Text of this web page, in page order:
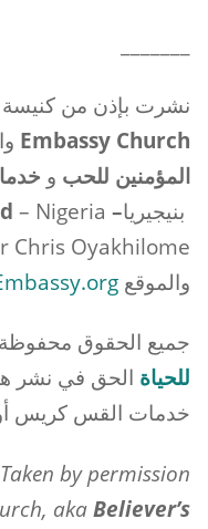
نشرت بإذن من كنيسة
Embassy Church
المؤمنين للحب و
بنيجيريا
– Nigeria –
Chris Oyakhilome
والموقع
جميع الحقوق
للحياة الحق في نشر
خدمات القس كريس
Taken by permission
aka Believer’s